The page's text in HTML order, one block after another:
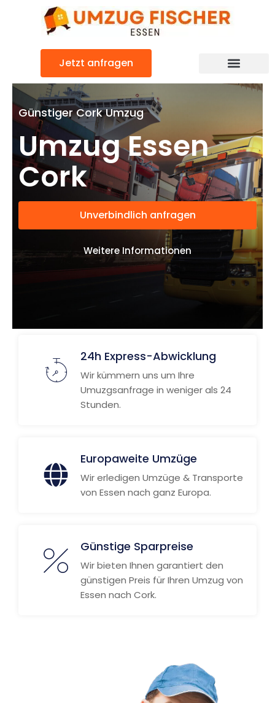
Jetzt anfragen
Günstiger Cork Umzug
Umzug Essen
Cork
Unverbindlich anfragen
Weitere Informationen
24h Express-Abwicklung
Wir kümmern uns um Ihre
Umuzgsanfrage in weniger als 24
Stunden.
Europaweite Umzüge
Wir erledigen Umzüge & Transporte
von Essen nach ganz Europa.
Günstige Sparpreise
Wir bieten Ihnen garantiert den
günstigen Preis für Ihren Umzug von
Essen nach Cork.